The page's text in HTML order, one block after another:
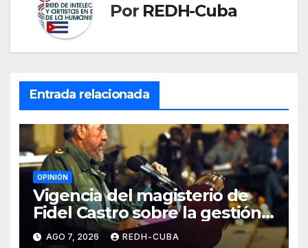
Por REDH-Cuba
Entrada relacionada
OPINIÓN
Vigencia del magisterio de
Fidel Castro sobre la gestión
del liderazgo revolucionario.
AGO 7, 2026 REDH-CUBA